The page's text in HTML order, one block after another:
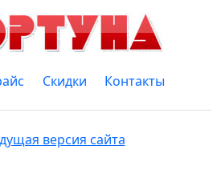
Скидки Контакты
версия сайта